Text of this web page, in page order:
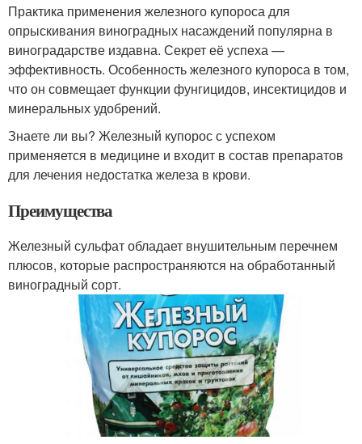
Практика применения железного купороса для
опрыскивания виноградных насаждений популярна в
виноградарстве издавна. Секрет её успеха —
эффективность. Особенность железного купороса в том,
что он совмещает функции фунгицидов, инсектицидов и
минеральных удобрений.
Знаете ли вы? Железный купорос с успехом
применяется в медицине и входит в состав препаратов
для лечения недостатка железа в крови.
Преимущества
Железный сульфат обладает внушительным перечнем
плюсов, которые распространяются на обработанный
виноградный сорт.